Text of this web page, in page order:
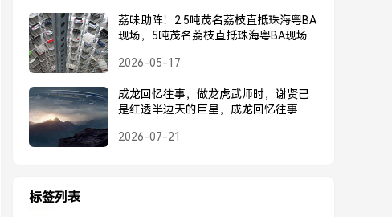
荔味助阵！2.5吨茂名荔枝直抵珠海粤BA
现场，5吨茂名荔枝直抵珠海粤BA现场
2026-05-17
成龙回忆往事，做龙虎武师时，谢贤已
是红透半边天的巨星，成龙回忆往事，
2026-07-21
标签列表